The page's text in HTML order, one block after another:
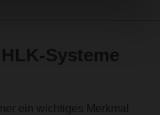
Systeme
ein wichtiges Merkmal